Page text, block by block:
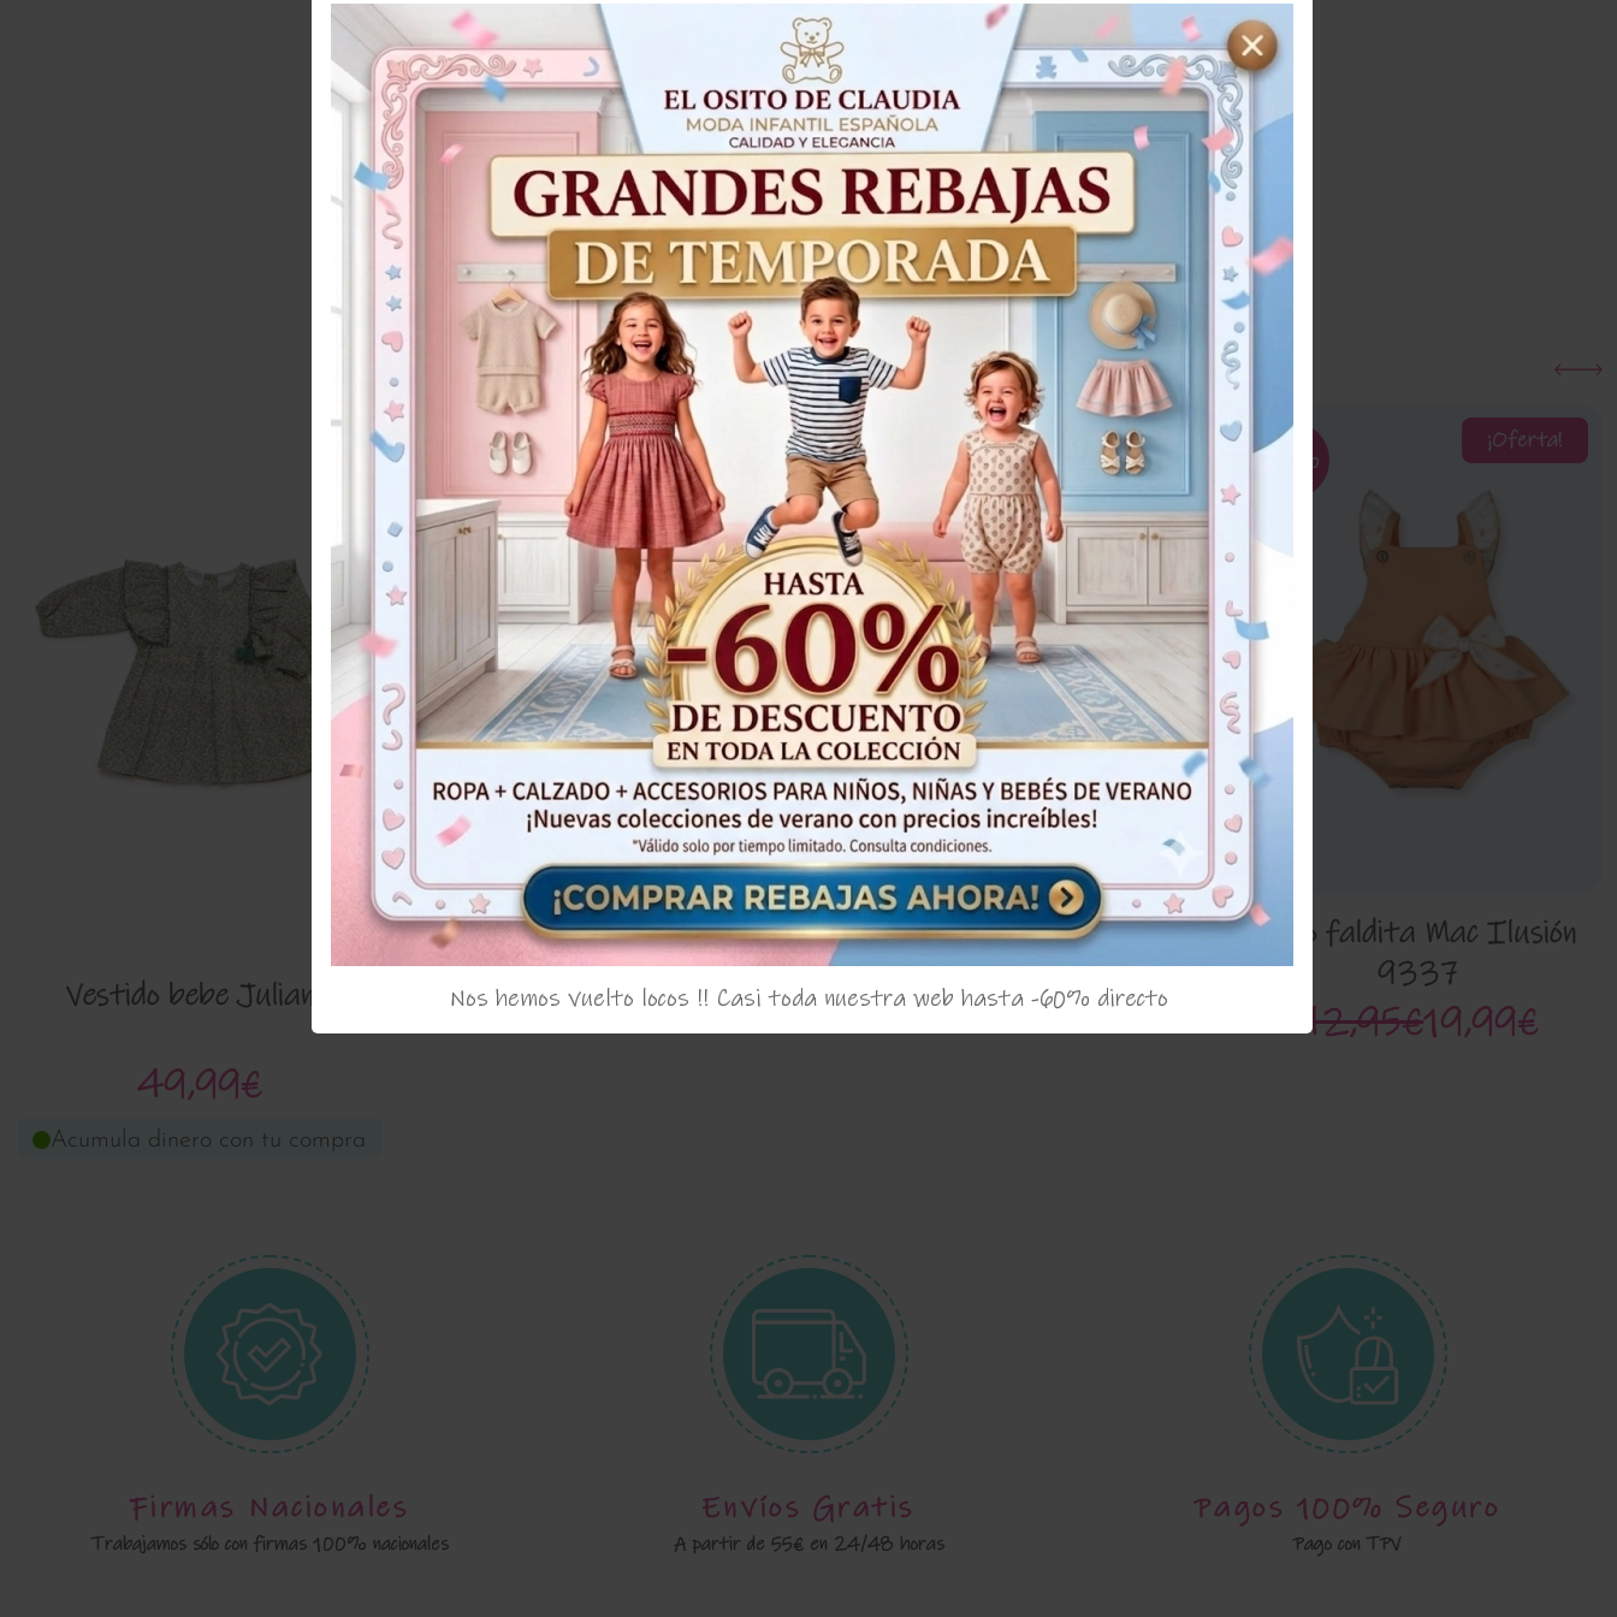
Acumula con tu compra
38,99€ Añadir al carrito
Productos Relacionados
Vestido bebe Juliana
49,99€
Acumula dinero con tu compra
Conjunto de bebe 'Batista'
Yoedu 1019
52,99€
Acumula dinero con tu compra
¡Oferta!
50%
Jesusito de bebe 'Merlin'
Yoedu
47,95€23,99€
¡Oferta!
53%
Peto faldita Mac Ilusión
9337
42,95€19,99€
Firmas Nacionales
Trabajamos sólo con firmas 100% nacionales
Envíos Gratis
A partir de 55€ en 24/48 horas
Pagos 100% Seguro
Pago con TPV
Nos hemos vuelto locos !! Casi toda nuestra web hasta -60% directo